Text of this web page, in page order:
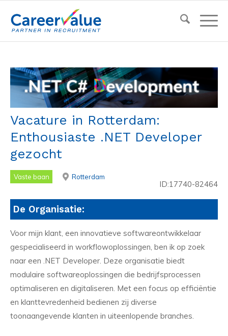
Vacature in Rotterdam:
Enthousiaste .NET Developer
gezocht
Vaste baan Rotterdam
ID:17740-82464
De Organisatie:
Voor mijn klant, een innovatieve softwareontwikkelaar
gespecialiseerd in workflowoplossingen, ben ik op zoek
naar een .NET Developer. Deze organisatie biedt
modulaire softwareoplossingen die bedrijfsprocessen
optimaliseren en digitaliseren. Met een focus op efficiëntie
en klanttevredenheid bedienen zij diverse
toonaangevende klanten in uiteenlopende branches.